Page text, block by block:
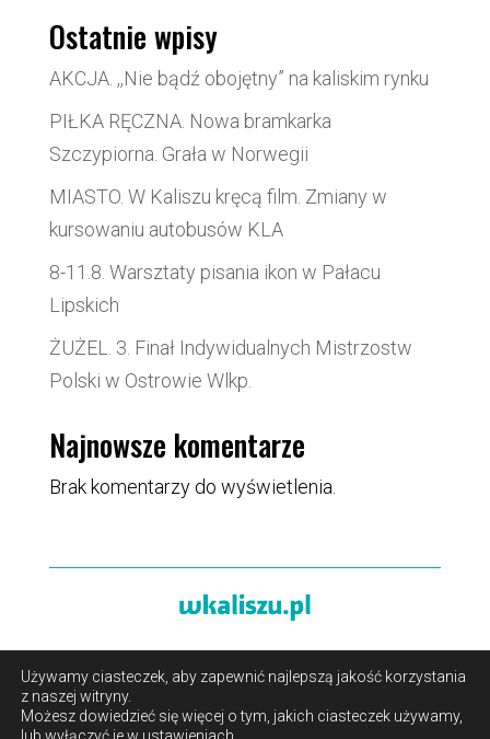
Ostatnie wpisy
AKCJA. ,,Nie bądź obojętny” na kaliskim rynku
PIŁKA RĘCZNA. Nowa bramkarka
Szczypiorna. Grała w Norwegii
MIASTO. W Kaliszu kręcą film. Zmiany w
kursowaniu autobusów KLA
8-11.8. Warsztaty pisania ikon w Pałacu
Lipskich
ŻUŻEL. 3. Finał Indywidualnych Mistrzostw
Polski w Ostrowie Wlkp.
Najnowsze komentarze
Brak komentarzy do wyświetlenia.
O portalu/Reklama/ Polityka prywatności i pliki cookies
/Kontakt
Używamy ciasteczek, aby zapewnić najlepszą jakość korzystania
z naszej witryny.
Możesz dowiedzieć się więcej o tym, jakich ciasteczek używamy,